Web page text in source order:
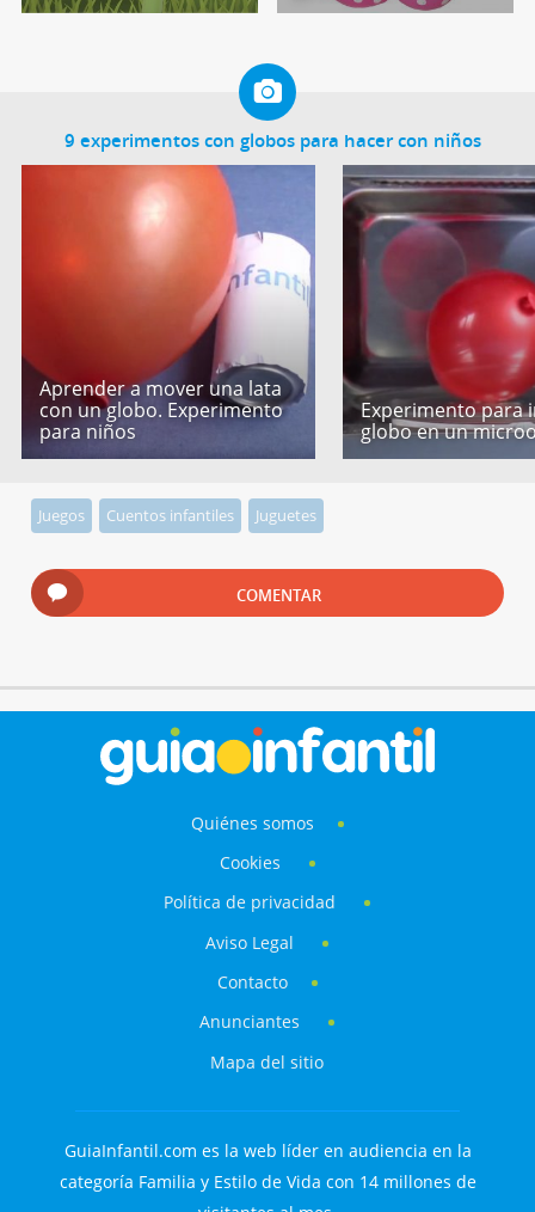
9 experimentos con globos para hacer con niños
Aprender a mover una lata
con un globo. Experimento
para niños
Experimento para
globo en un
Juegos Cuentos infantiles Juguetes
COMENTAR
Quiénes somos
Cookies
Política de privacidad
Aviso Legal
Contacto
Anunciantes
Mapa del sitio
GuiaInfantil.com es la web líder en audiencia en la
categoría Familia y Estilo de Vida con 14 millones de